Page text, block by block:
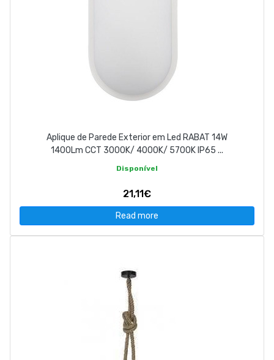
Aplique de Parede Exterior em Led RABAT 14W
1400Lm CCT 3000K/ 4000K/ 5700K IP65 ...
Disponível
21,11€
Read more